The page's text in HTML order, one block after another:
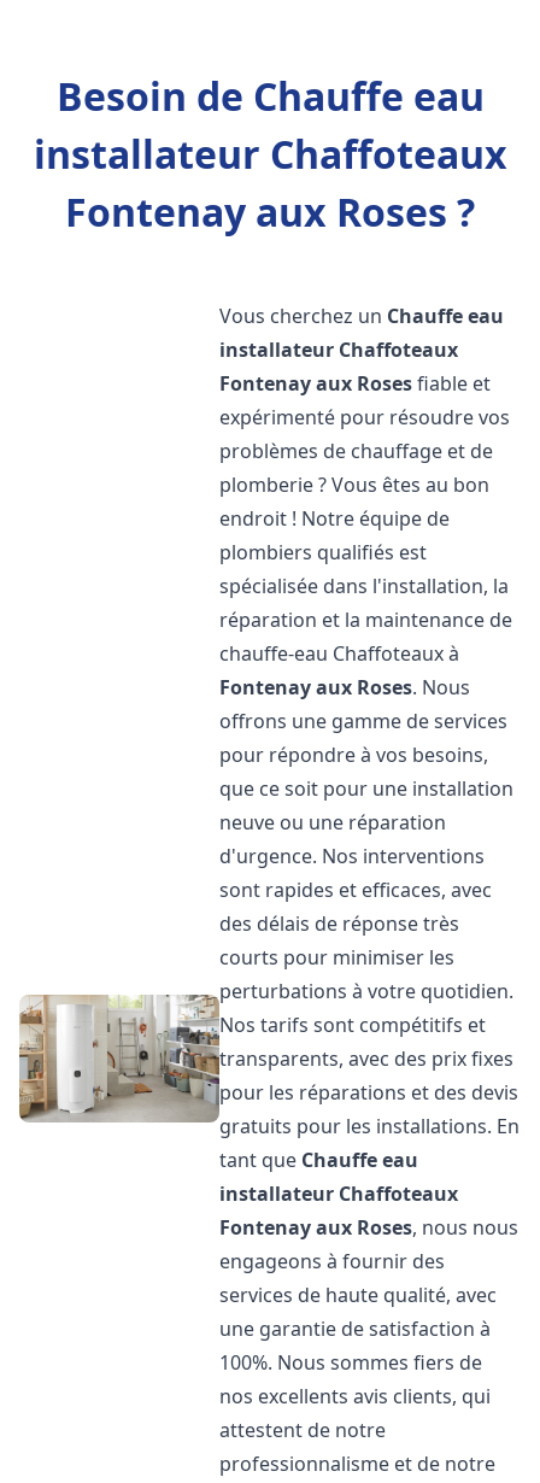
Besoin de Chauffe eau
installateur Chaffoteaux
Fontenay aux Roses ?
Vous cherchez un Chauffe eau
installateur Chaffoteaux
Fontenay aux Rosesfiable et
expérimenté pour résoudre vos
problèmes de chauffage et de
plomberie ? Vous êtes au bon
endroit ! Notre équipe de
plombiers qualifiés est
spécialisée dans l'installation, la
réparation et la maintenance de
chauffe-eau Chaffoteaux à
Fontenay aux Roses. Nous
offrons une gamme de services
pour répondre à vos besoins,
que ce soit pour une installation
neuve ou une réparation
d'urgence. Nos interventions
sont rapides et efficaces, avec
des délais de réponse très
courts pour minimiser les
perturbations à votre quotidien.
Nos tarifs sont compétitifs et
transparents, avec des prix fixes
pour les réparations et des devis
gratuits pour les installations. En
tant que Chauffe eau
installateur Chaffoteaux
Fontenay aux Roses, nous nous
engageons à fournir des
services de haute qualité, avec
une garantie de satisfaction à
100%. Nous sommes fiers de
nos excellents avis clients, qui
attestent de notre
professionnalisme et de notre